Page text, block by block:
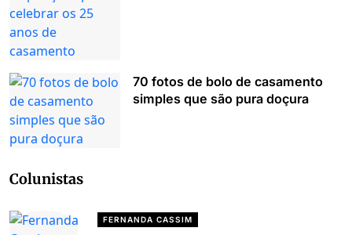
70 fotos de bolo de casamento
simples que são pura doçura
Colunistas
FERNANDA CASSIM